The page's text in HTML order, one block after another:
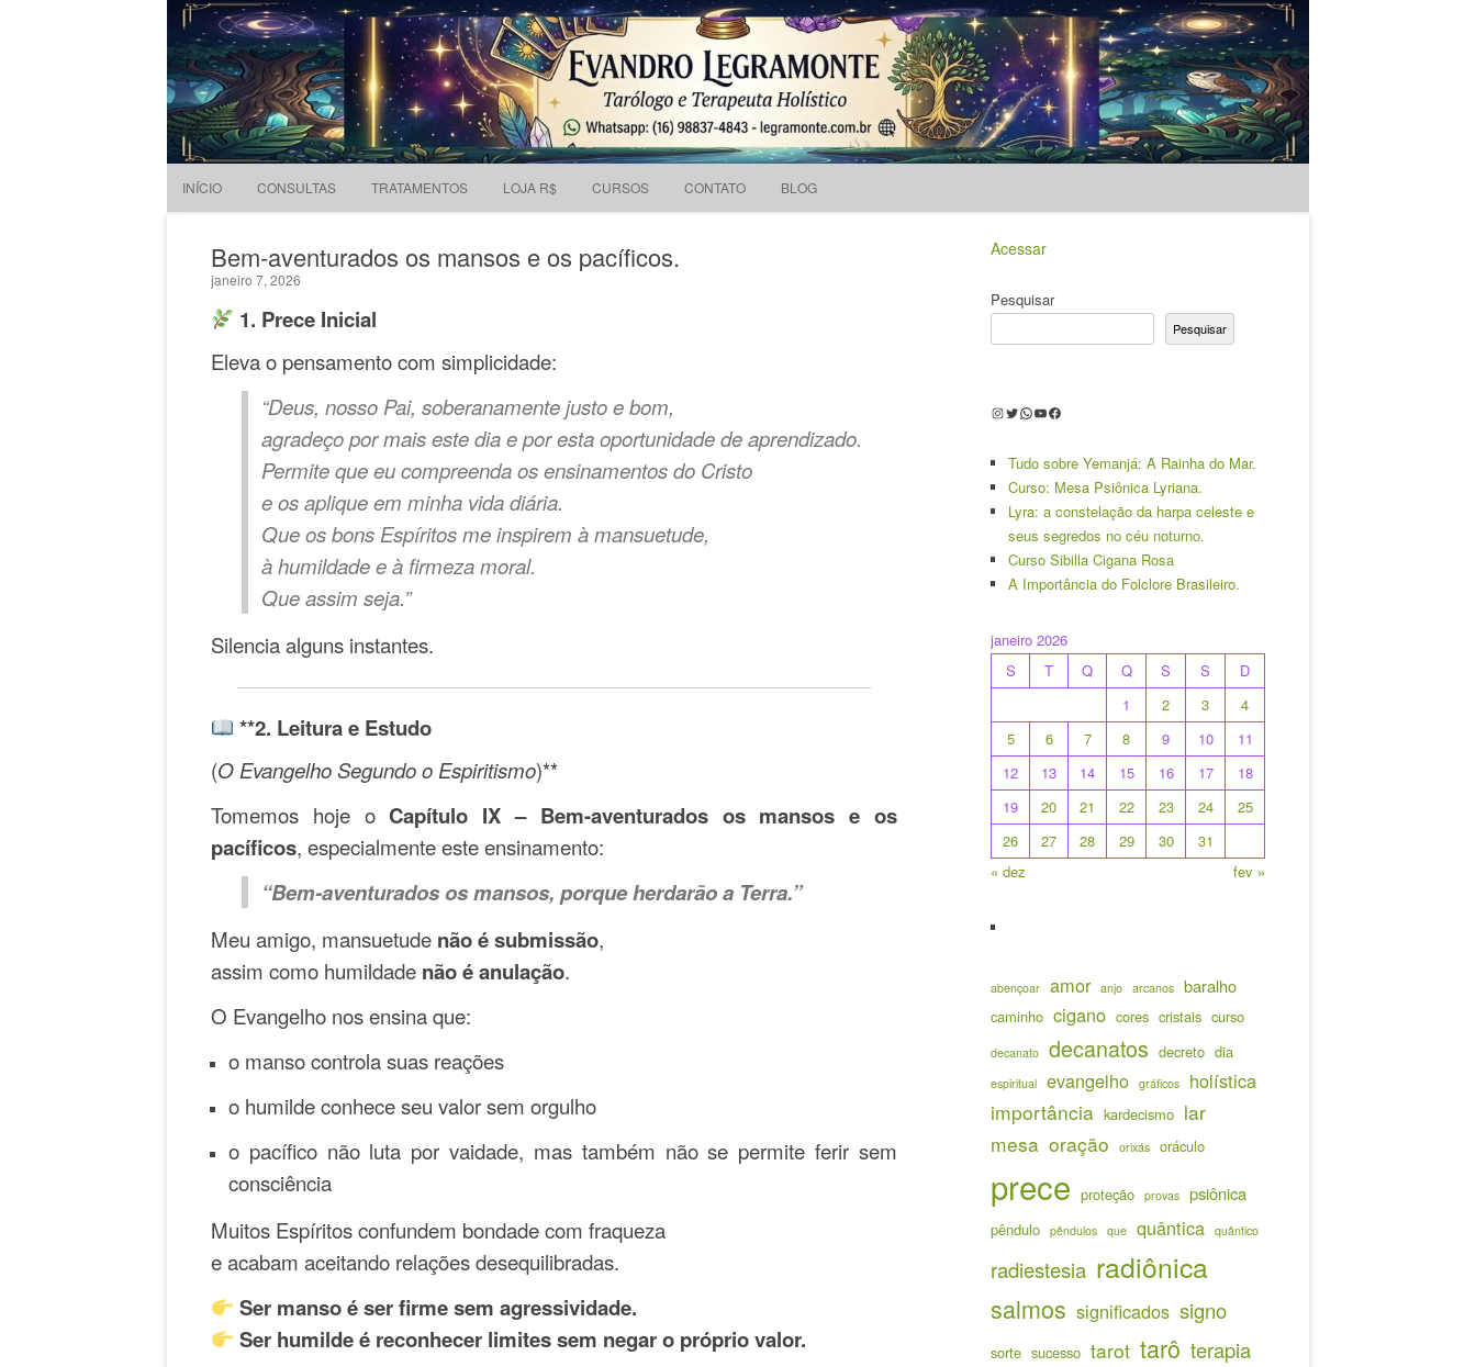
Evandro Legramonte Terapeuta holístico e Tarólogo.
Pesquisar
por:
INÍCIO CONSULTAS TRATAMENTOS LOJA R$ CURSOS CONTATO BLOG
Bem-aventurados os mansos e os pacíficos.
janeiro 7, 2026
1. Prece Inicial
Eleva o pensamento com simplicidade:
“Deus, nosso Pai, soberanamente justo e bom,
agradeço por mais este dia e por esta oportunidade de aprendizado.
Permite que eu compreenda os ensinamentos do Cristo
e os aplique em minha vida diária.
Que os bons Espíritos me inspirem à mansuetude,
à humildade e à firmeza moral.
Que assim seja.”
Silencia alguns instantes.
**2. Leitura e Estudo
(O Evangelho Segundo o Espiritismo)**
Tomemos hoje o Capítulo IX – Bem-aventurados os mansos e os
pacíficos, especialmente este ensinamento:
“Bem-aventurados os mansos, porque herdarão a Terra.”
Meu amigo, mansuetude não é submissão,
assim como humildade não é anulação.
O Evangelho nos ensina que:
o manso controla suas reações
o humilde conhece seu valor sem orgulho
o pacífico não luta por vaidade, mas também não se permite ferir sem
consciência
Muitos Espíritos confundem bondade com fraqueza
e acabam aceitando relações desequilibradas.
Ser manso é ser firme sem agressividade.
Ser humilde é reconhecer limites sem negar o próprio valor.
Acessar
Pesquisar
Pesquisar
Instagram
Twitter
WhatsApp
Youtube
Facebook
Tudo sobre Yemanjá: A Rainha do Mar.
Curso: Mesa Psiônica Lyriana.
Lyra: a constelação da harpa celeste e
seus segredos no céu noturno.
Curso Sibilla Cigana Rosa
A Importância do Folclore Brasileiro.
janeiro 2026
S
T Q Q S S
D
1
2 3
4
5
6 7 8 9 10
11
12
13 14 15 16 17
18
19
20 21 22 23 24
25
26
27 28 29 30
31
« dez
fev »
abençoar amor anjo arcanos baralho
caminho cigano cores cristais curso
decanato decanatos decreto dia
espiritual evangelho gráficos holística
importância kardecismo lar
mesa oração orixás oráculo
prece proteção provas psiônica
pêndulo pêndulos que quântica quântico
radiestesia radiônica
salmos significados signo
sorte sucesso tarot tarô terapia